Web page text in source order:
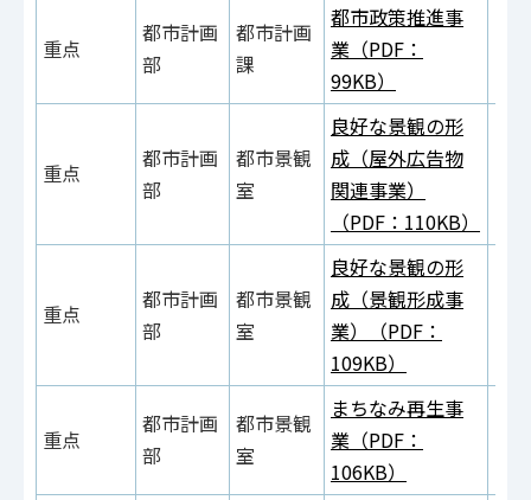
重点
都市計画
部
都市計画
課
都市政策推進事
業（PDF：
99KB）
重点
都市計画
部
都市景観
室
良好な景観の形
成（屋外広告物
関連事業）
（PDF：110KB）
重点
都市計画
部
都市景観
室
良好な景観の形
成（景観形成事
業）（PDF：
109KB）
重点
都市計画
部
都市景観
室
まちなみ再生事
業（PDF：
106KB）